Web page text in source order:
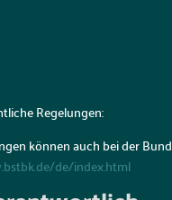
Regelungen:
können auch bei der
de/index.html